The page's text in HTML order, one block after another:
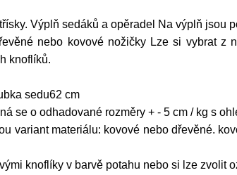
Výplň sedáků a opěradel Na výplň
nebo kovové nožičky Lze si vybrat z
knoflíků.
sedu62 cm
se o odhadované rozměry + - 5 cm / kg s
variant materiálu: kovové nebo dřevěné.
knoflíky v barvě potahu nebo si lze zvolit